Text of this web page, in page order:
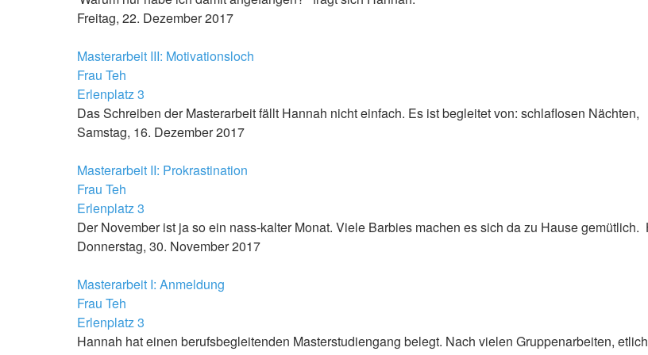
Freitag, 22. Dezember 2017
Masterarbeit III: Motivationsloch
Frau Teh
Erlenplatz 3
Das Schreiben der Masterarbeit fällt Hannah nicht einfach. Es ist begleitet von: schlaflosen Nächten,
Samstag, 16. Dezember 2017
Masterarbeit II: Prokrastination
Frau Teh
Erlenplatz 3
Der November ist ja so ein nass-kalter Monat. Viele Barbies machen es sich da zu Hause
Donnerstag, 30. November 2017
Masterarbeit I: Anmeldung
Frau Teh
Erlenplatz 3
Hannah hat einen berufsbegleitenden Masterstudiengang belegt. Nach vielen Gruppenarbeiten,